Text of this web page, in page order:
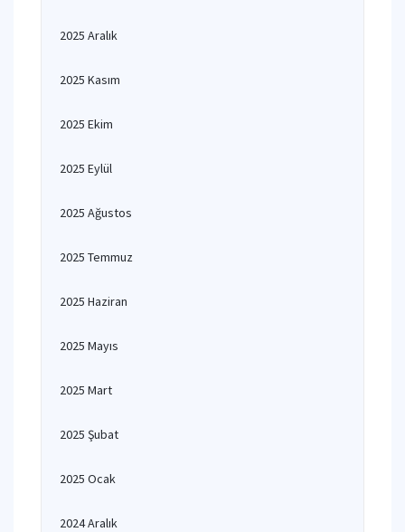
2025 Aralık
2025 Kasım
2025 Ekim
2025 Eylül
2025 Ağustos
2025 Temmuz
2025 Haziran
2025 Mayıs
2025 Mart
2025 Şubat
2025 Ocak
2024 Aralık